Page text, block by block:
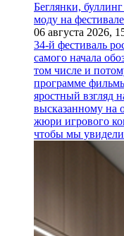
Беглянки,
моду на
06 августа 2026,
34-й фестиваль
самого начала
том числе и
программе
яростный взгляд
высказанному на
жюри игрового
чтобы мы увидели